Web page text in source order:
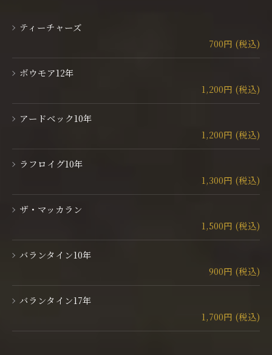
ティーチャーズ
700円 (税込)
ボウモア12年
1,200円 (税込)
アードベック10年
1,200円 (税込)
ラフロイグ10年
1,300円 (税込)
ザ・マッカラン
1,500円 (税込)
バランタイン10年
900円 (税込)
バランタイン17年
1,700円 (税込)